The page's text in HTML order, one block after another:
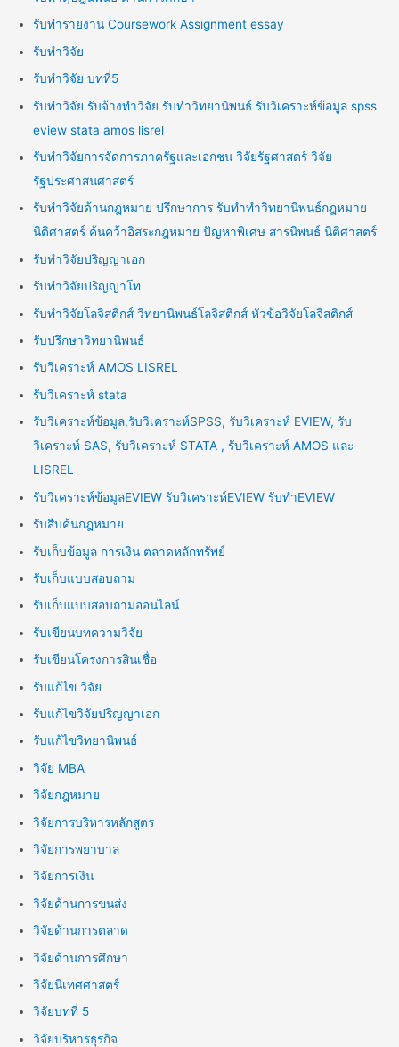
รับทำรายงาน Coursework Assignment essay
รับทำวิจัย
รับทำวิจัย บทที่5
รับทำวิจัย รับจ้างทำวิจัย รับทำวิทยานิพนธ์ รับวิเคราะห์ข้อมูล spss
eview stata amos lisrel
รับทำวิจัยการจัดการภาครัฐและเอกชน วิจัยรัฐศาสตร์ วิจัย
รัฐประศาสนศาสตร์
รับทำวิจัยด้านกฎหมาย ปรึกษาการ รับทำทำวิทยานิพนธ์กฎหมาย
นิติศาสตร์ ค้นคว้าอิสระกฎหมาย ปัญหาพิเศษ สารนิพนธ์ นิติศาสตร์
รับทำวิจัยปริญญาเอก
รับทำวิจัยปริญญาโท
รับทำวิจัยโลจิสติกส์ วิทยานิพนธ์โลจิสติกส์ หัวข้อวิจัยโลจิสติกส์
รับปรึกษาวิทยานิพนธ์
รับวิเคราะห์ AMOS LISREL
รับวิเคราะห์ stata
รับวิเคราะห์ข้อมูล,รับวิเคราะห์SPSS, รับวิเคราะห์ EVIEW, รับ
วิเคราะห์ SAS, รับวิเคราะห์ STATA , รับวิเคราะห์ AMOS และ
LISREL
รับวิเคราะห์ข้อมูลEVIEW รับวิเคราะห์EVIEW รับทำEVIEW
รับสืบค้นกฎหมาย
รับเก็บข้อมูล การเงิน ตลาดหลักทรัพย์
รับเก็บแบบสอบถาม
รับเก็บแบบสอบถามออนไลน์
รับเขียนบทความวิจัย
รับเขียนโครงการสินเชื่อ
รับแก้ไข วิจัย
รับแก้ไขวิจัยปริญญาเอก
รับแก้ไขวิทยานิพนธ์
วิจัย MBA
วิจัยกฎหมาย
วิจัยการบริหารหลักสูตร
วิจัยการพยาบาล
วิจัยการเงิน
วิจัยด้านการขนส่ง
วิจัยด้านการตลาด
วิจัยด้านการศึกษา
วิจัยนิเทศศาสตร์
วิจัยบทที่ 5
วิจัยบริหารธุรกิจ